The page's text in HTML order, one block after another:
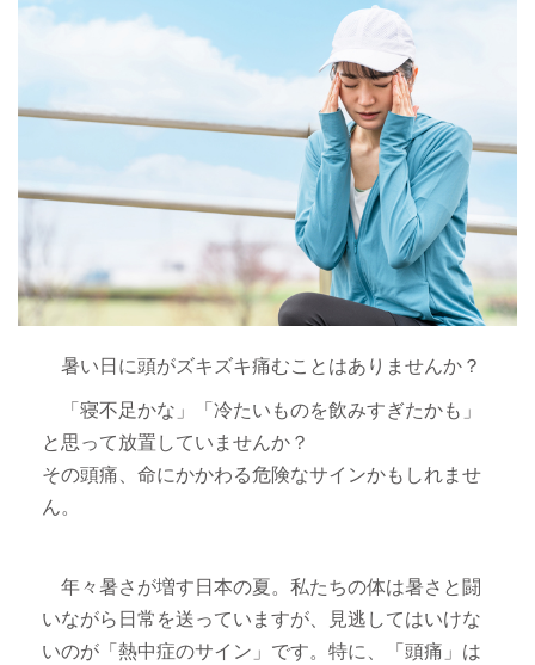
暑い日に頭がズキズキ痛むことはありませんか？
「寝不足かな」「冷たいものを飲みすぎたかも」
と思って放置していませんか？
その頭痛、命にかかわる危険なサインかもしれませ
ん。
年々暑さが増す日本の夏。私たちの体は暑さと闘
いながら日常を送っていますが、見逃してはいけな
いのが「熱中症のサイン」です。特に、「頭痛」は